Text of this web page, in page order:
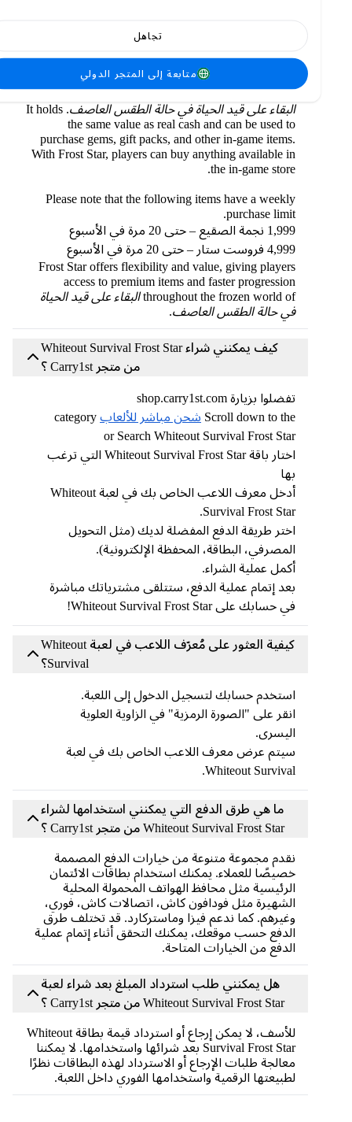
حول لعبة Whiteout Survival (WoS) - Frost Star
Frost Star is the universal currency of the Tundra in
البقاء على قيد الحياة في حالة الطقس العاصف . It holds
the same value as real cash and can be used to
purchase gems, gift packs, and other in-game items.
With Frost Star, players can buy anything available in
the in-game store.
Please note that the following items have a weekly
purchase limit.
Frost Star offers flexibility and value, giving players
access to premium items and faster progression
throughout the frozen world of البقاء على قيد الحياة
في حالة الطقس العاصف.
كيف يمكنني شراء Whiteout Survival Frost Star
من متجر Carry1st ؟
تفضلوا بزيارة shop.carry1st.com
Scroll down to the شحن مباشر للألعاب category
or Search Whiteout Survival Frost Star
اختار باقة Whiteout Survival Frost Star التي ترغب
أدخل معرف اللاعب الخاص بك في لعبة Whiteout
Survival Frost Star.
اختر طريقة الدفع المفضلة لديك (مثل التحويل
المصرفي، البطاقة، المحفظة الإلكترونية).
أكمل عملية الشراء.
بعد إتمام عملية الدفع، ستتلقى مشترياتك مباشرة
في حسابك على Whiteout Survival Frost Star!
كيفية العثور على مُعرّف اللاعب في لعبة Whiteout
Survival؟
استخدم حسابك لتسجيل الدخول إلى اللعبة.
انقر على "الصورة الرمزية" في الزاوية العلوية
اليسرى.
سيتم عرض معرف اللاعب الخاص بك في لعبة
Whiteout Survival.
ما هي طرق الدفع التي يمكنني استخدامها لشراء
Whiteout Survival Frost Star من متجر Carry1st ؟
نقدم مجموعة متنوعة من خيارات الدفع المصممة
خصيصًا للعملاء. يمكنك استخدام بطاقات الائتمان
الرئيسية مثل محافظ الهواتف المحمولة المحلية
الشهيرة مثل فودافون كاش، اتصالات كاش، فوري،
وغيرهم. كما ندعم فيزا وماستركارد. قد تختلف طرق
الدفع حسب موقعك، يمكنك التحقق أثناء إتمام عملية
الدفع من الخيارات المتاحة.
هل يمكنني طلب استرداد المبلغ بعد شراء لعبة
Whiteout Survival Frost Star من متجر Carry1st ؟
للأسف، لا يمكن إرجاع أو استرداد قيمة بطاقة Whiteout
Survival Frost Star بعد شرائها واستخدامها. لا يمكننا
معالجة طلبات الإرجاع أو الاسترداد لهذه البطاقات نظرًا
لطبيعتها الرقمية واستخدامها الفوري داخل اللعبة.
متابعة إلى المتجر الدولي